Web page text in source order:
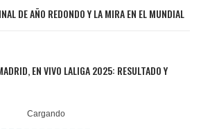
DE AÑO REDONDO Y LA MIRA EN EL MUNDIAL
EN VIVO LALIGA 2025: RESULTADO Y